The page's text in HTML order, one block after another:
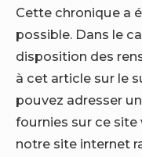
Cette chronique a
possible. Dans le
disposition des
à cet article sur le
pouvez adresser
fournies sur ce
notre site internet